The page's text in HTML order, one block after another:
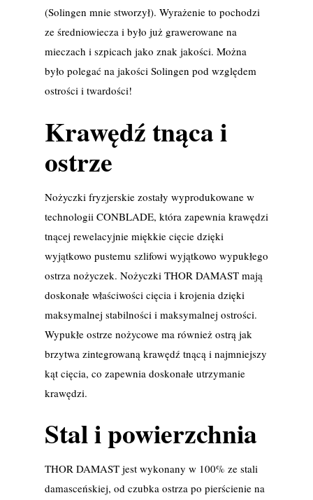
(Solingen mnie stworzył). Wyrażenie to pochodzi
ze średniowiecza i było już grawerowane na
mieczach i szpicach jako znak jakości. Można
było polegać na jakości Solingen pod względem
ostrości i twardości!
Krawędź tnąca i
ostrze
Nożyczki fryzjerskie zostały wyprodukowane w
technologii CONBLADE, która zapewnia krawędzi
tnącej rewelacyjnie miękkie cięcie dzięki
wyjątkowo pustemu szlifowi wyjątkowo wypukłego
ostrza nożyczek. Nożyczki THOR DAMAST mają
doskonałe właściwości cięcia i krojenia dzięki
maksymalnej stabilności i maksymalnej ostrości.
Wypukłe ostrze nożycowe ma również ostrą jak
brzytwa zintegrowaną krawędź tnącą i najmniejszy
kąt cięcia, co zapewnia doskonałe utrzymanie
krawędzi.
Stal i powierzchnia
THOR DAMAST jest wykonany w 100% ze stali
damasceńskiej, od czubka ostrza po pierścienie na